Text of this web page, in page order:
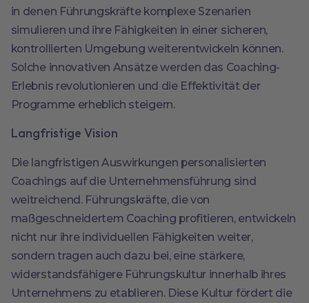
in denen Führungskräfte komplexe Szenarien
simulieren und ihre Fähigkeiten in einer sicheren,
kontrollierten Umgebung weiterentwickeln können.
Solche innovativen Ansätze werden das Coaching-
Erlebnis revolutionieren und die Effektivität der
Programme erheblich steigern.
Langfristige Vision
Die langfristigen Auswirkungen personalisierten
Coachings auf die Unternehmensführung sind
weitreichend. Führungskräfte, die von
maßgeschneidertem Coaching profitieren, entwickeln
nicht nur ihre individuellen Fähigkeiten weiter,
sondern tragen auch dazu bei, eine stärkere,
widerstandsfähigere Führungskultur innerhalb ihres
Unternehmens zu etablieren. Diese Kultur fördert die